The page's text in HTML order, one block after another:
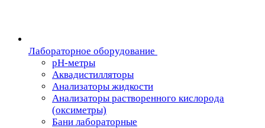
Лабораторное оборудование
pH-метры
Аквадистилляторы
Анализаторы жидкости
Анализаторы растворенного кислорода
(оксиметры)
Бани лабораторные